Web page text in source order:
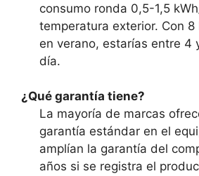
consumo ronda 0,5-1,5
temperatura exterior. Con 8
en verano, estarías entre 4
día.
¿Qué garantía tiene?
La mayoría de marcas
garantía estándar en el
amplían la garantía del
años si se registra el